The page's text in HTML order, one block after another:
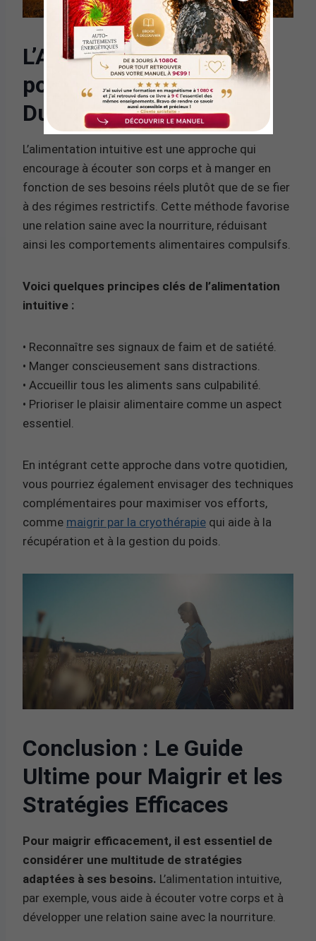
L’Alimentation Intuitive
pour une Perte de Poids
Durable
L’alimentation intuitive est une approche qui
encourage à écouter son corps et à manger en
fonction de ses besoins réels plutôt que de se fier
à des régimes restrictifs. Cette méthode favorise
une relation saine avec la nourriture, réduisant
ainsi les comportements alimentaires compulsifs.
Voici quelques principes clés de l’alimentation
intuitive :
• Reconnaître ses signaux de faim et de satiété.
• Manger conscieusement sans distractions.
• Accueillir tous les aliments sans culpabilité.
• Prioriser le plaisir alimentaire comme un aspect
essentiel.
En intégrant cette approche dans votre quotidien,
vous pourriez également envisager des techniques
complémentaires pour maximiser vos efforts,
comme maigrir par la cryothérapie qui aide à la
récupération et à la gestion du poids.
Conclusion : Le Guide
Ultime pour Maigrir et les
Stratégies Efficaces
Pour maigrir efficacement, il est essentiel de
considérer une multitude de stratégies
adaptées à ses besoins. L’alimentation intuitive,
par exemple, vous aide à écouter votre corps et à
développer une relation saine avec la nourriture.